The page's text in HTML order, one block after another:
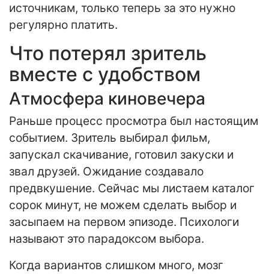
источникам, только теперь за это нужно
регулярно платить.
Что потерял зритель
вместе с удобством
Атмосфера киновечера
Раньше процесс просмотра был настоящим
событием. Зритель выбирал фильм,
запускал скачивание, готовил закуски и
звал друзей. Ожидание создавало
предвкушение. Сейчас мы листаем каталог
сорок минут, не можем сделать выбор и
засыпаем на первом эпизоде. Психологи
называют это парадоксом выбора.
Когда вариантов слишком много, мозг